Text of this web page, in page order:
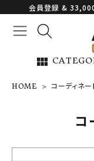
会員登録 & 33,000
view_module
NEW ARRIVAL
ARCH
HOME コーディネー
コ